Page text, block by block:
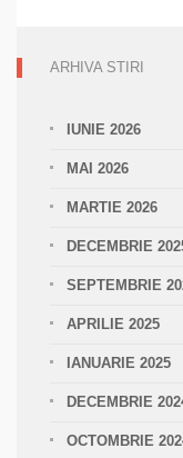
TYPARABIC
5-
2022
ARHIVA STIRI
IUNIE 2026
MAI 2026
MARTIE 2026
DECEMBRIE
SEPTEMBRIE
APRILIE 2025
IANUARIE 2025
DECEMBRIE
OCTOMBRIE